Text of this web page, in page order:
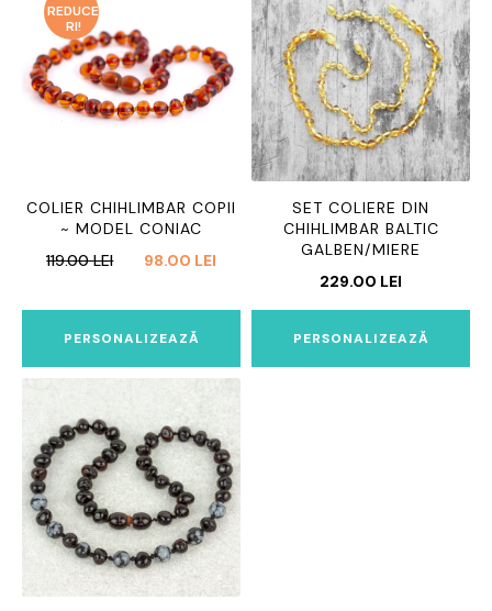
COLIER CHIHLIMBAR COPII
~ MODEL CONIAC
REDUCE
RI!
119.00LEI
PREȚUL
A
FOST:
98.00 LEIPREȚUL
ESTE:
PERSONALIZEAZĂ
SET COLIERE DIN
CHIHLIMBAR BALTIC
GALBEN/MIERE
229.00 LEI
PERSONALIZEAZĂ